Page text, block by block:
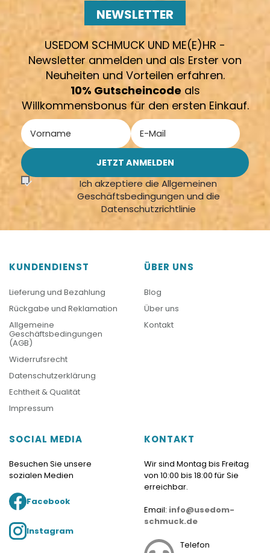
NEWSLETTER
USEDOM SCHMUCK UND ME(E)HR -
Newsletter anmelden und als Erster von
Neuheiten und Vorteilen erfahren.
10% Gutscheincodeals
Willkommensbonus für den ersten Einkauf.
Ich akzeptiere die Allgemeinen
Geschäftsbedingungen und die
Datenschutzrichtlinie
KUNDENDIENST
Lieferung und Bezahlung
Rückgabe und Reklamation
Allgemeine
Geschäftsbedingungen
(AGB)
Widerrufsrecht
Datenschutzerklärung
Echtheit & Qualität
Impressum
ÜBER UNS
Blog
Über uns
Kontakt
SOCIAL MEDIA
Besuchen Sie unsere
sozialen Medien
Facebook
Instagram
KONTAKT
Wir sind Montag bis Freitag
von 10:00 bis 18:00 für Sie
erreichbar.
Email: info@usedom-
schmuck.de
Telefon